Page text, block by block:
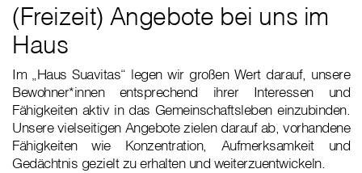
(Freizeit) Angebote bei uns im
Haus
Im „Haus Suavitas“ legen wir großen Wert darauf, unsere
Bewohner*innen entsprechend ihrer Interessen und
Fähigkeiten aktiv in das Gemeinschaftsleben einzubinden.
Unsere vielseitigen Angebote zielen darauf ab, vorhandene
Fähigkeiten wie Konzentration, Aufmerksamkeit und
Gedächtnis gezielt zu erhalten und weiterzuentwickeln.